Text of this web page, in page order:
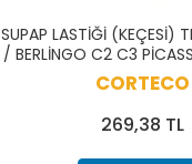
SUPAP LASTİĞİ (KEÇESİ)
/ BERLİNGO C2 C3
106 206 207 306 307
CORTECO
269,38 TL